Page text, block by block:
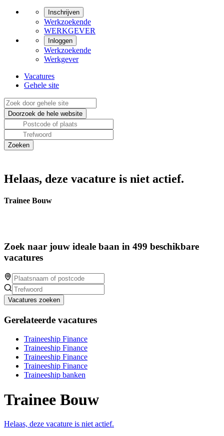
Inschrijven
Werkzoekende
WERKGEVER
Inloggen
Werkzoekende
Werkgever
Vacatures
Gehele site
Helaas, deze vacature is niet actief.
Trainee Bouw
Zoek naar jouw ideale baan in 499 beschikbare
vacatures
Vacatures zoeken
Gerelateerde vacatures
Traineeship Finance
Traineeship Finance
Traineeship Finance
Traineeship Finance
Traineeship banken
Trainee Bouw
Helaas, deze vacature is niet actief.